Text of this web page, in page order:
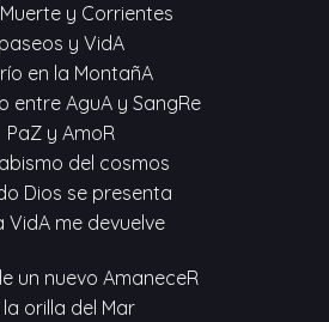
y Corrientes
paseos y VidA
en la MontañA
entre AguA y SangRe
PaZ y AmoR
del cosmos
Dios se presenta
VidA me devuelve
un nuevo AmaneceR
la orilla del Mar